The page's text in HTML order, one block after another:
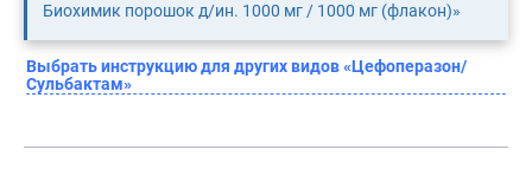
Биохимик порошок д/ин. 1000 мг / 1000 мг (флакон)»
Выбрать инструкцию для других видов «Цефоперазон/
Сульбактам»